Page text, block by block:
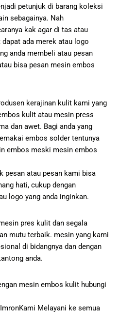
petunjuk di barang koleksi
sebagainya. Nah
kak agar di tas atau
ada merek atau logo
anda membeli atau pesan
bisa pesan mesin embos
kerajinan kulit kami yang
kulit atau mesin press
dan awet. Bagi anda yang
embos solder tentunya
embos meski mesin embos
pesan atau pesan kami bisa
hati, cukup dengan
logo yang anda inginkan.
pres kulit dan segala
mutu terbaik. mesin yang kami
di bidangnya dan dengan
anda.
mesin embos kulit hubungi
Melayani ke semua